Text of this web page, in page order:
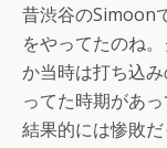
昔渋谷のSimoon
をやってたのね
か当時は打ち込
ってた時期があっ
結果的には惨敗だ